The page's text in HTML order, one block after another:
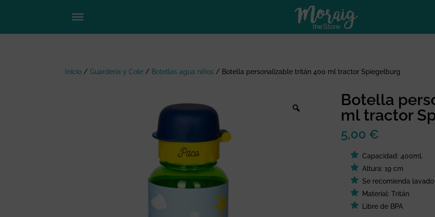
Inicio /Guardería y Cole / Botellas agua niños / Botella personalizable tritán 400 ml tractor Spiegelburg
Botella
ml tractor
5,00 €
Capacidad: 400ml.
Altura: 19 cm
Se recomienda
Material: Tritán
Libre de BPA